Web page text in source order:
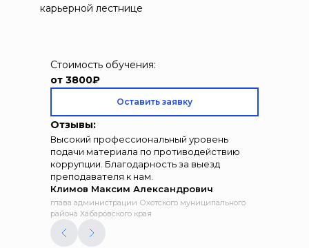
карьерной лестнице
Стоимость обучения:
от 3800₽
Оставить заявку
Отзывы:
Высокий профессиональный уровень
подачи материала по противодействию
коррупции. Благодарность за выезд
преподавателя к нам.
Климов Максим Александрович
глава администрации Охотского муниципального
района Хабаровского края